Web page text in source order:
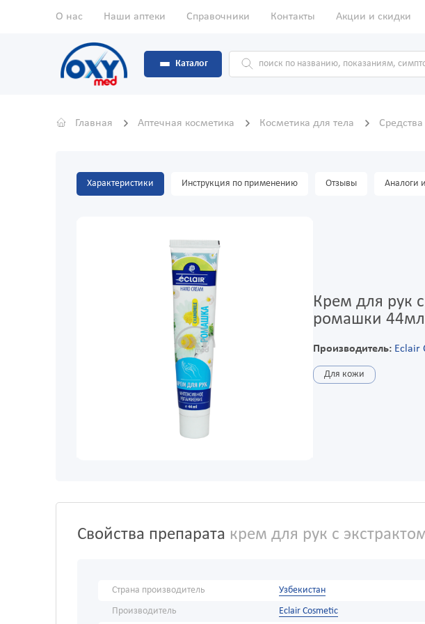
О нас Наши аптеки Справочники Контакты Акции и скидки
Каталог
Главная Аптечная косметика Косметика для тела
Характеристики Инструкция по применению Отзывы Аналоги
Крем для рук
ромашки 44мл
Производитель: Eclair
Для кожи
Свойства препарата крем для рук с
Страна производитель
Узбекистан
Производитель
Eclair Cosmetic